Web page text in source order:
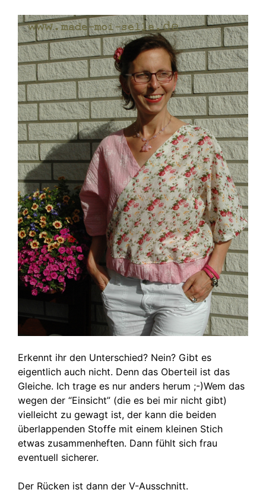
Erkennt ihr den Unterschied? Nein? Gibt es
eigentlich auch nicht. Denn das Oberteil ist das
Gleiche. Ich trage es nur anders herum ;-)Wem das
wegen der “Einsicht” (die es bei mir nicht gibt)
vielleicht zu gewagt ist, der kann die beiden
überlappenden Stoffe mit einem kleinen Stich
etwas zusammenheften. Dann fühlt sich frau
eventuell sicherer.
Der Rücken ist dann der V-Ausschnitt.